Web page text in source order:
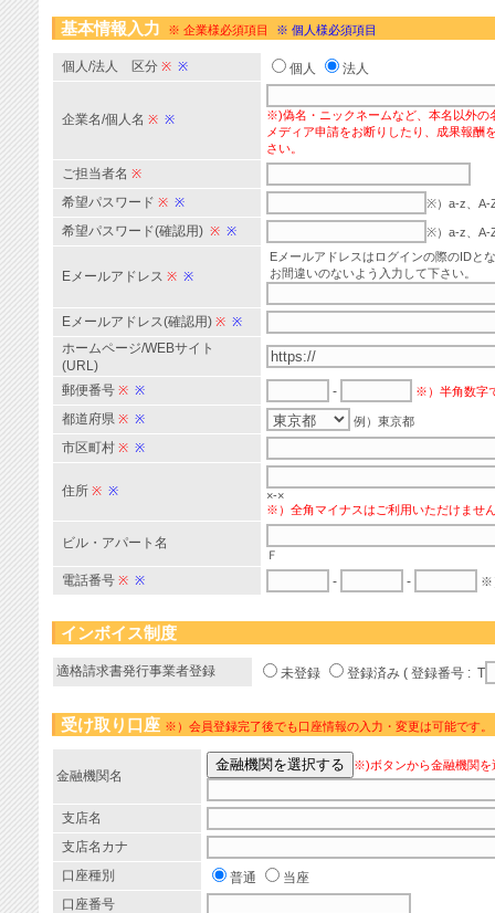
基本情報入力 ※ 企業様必須項目 ※ 個人様必須項目
個人/法人 区分 ※ ※ 個人 法人
企業名/個人名 ※ ※
※)偽名・ニックネームなど、本名以外の
メディア申請をお断りしたり、成果報酬
さい。
ご担当者名 ※
希望パスワード ※ ※ ※）a-z、A-
希望パスワード(確認用) ※ ※ ※）a-z、A-
Eメールアドレス ※ ※
Eメールアドレスはログインの際のIDと
お間違いのないよう入力して下さい。
Eメールアドレス(確認用) ※ ※
ホームページ/WEBサイト
(URL)
郵便番号 ※ ※ - ※）半角数字
都道府県 ※ ※ 例）東京都
市区町村 ※ ※
住所 ※ ※
×-×
※）全角マイナスはご利用いただけませ
ビル・アパート名
Ｆ
電話番号 ※ ※ - - ※
インボイス制度
適格請求書発行事業者登録 未登録 登録済み ( 登録番号 : T
受け取り口座 ※）会員登録完了後でも口座情報の入力・変更は可能です。
金融機関名
※)ボタンから金融機関を
支店名
支店名カナ
口座種別
普通
当座
口座番号